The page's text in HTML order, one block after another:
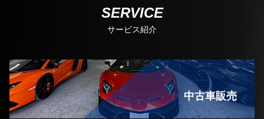
SERVICE
サービス紹介
中古車販売